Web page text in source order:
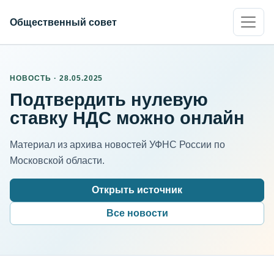
Общественный совет
НОВОСТЬ · 28.05.2025
Подтвердить нулевую
ставку НДС можно онлайн
Материал из архива новостей УФНС России по
Московской области.
Открыть источник
Все новости